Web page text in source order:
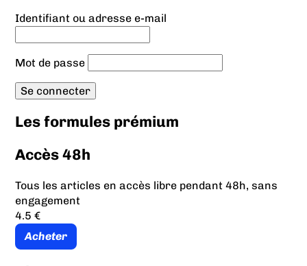
Identifiant ou adresse e-mail
Mot de passe
Les formules prémium
Accès 48h
Tous les articles en accès libre pendant 48h, sans
engagement
4.5 €
Acheter